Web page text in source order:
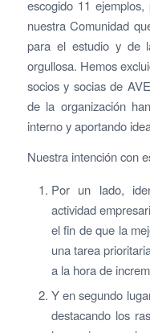
escogido 11
nuestra Comunidad
para el estudio y de
orgullosa. Hemos
socios y socias de
de la organización
interno y aportando
Nuestra intención con
Por un lado,
actividad
el fin de que la
una tarea
a la hora de
Y en segundo
destacando los